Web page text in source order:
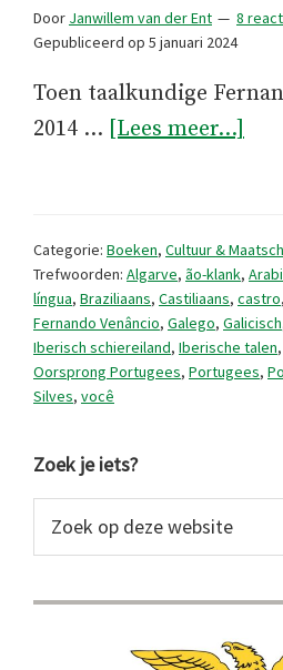
Door Janwillem van der Ent
8
Gepubliceerd op 5 januari 2024
Toen taalkundige
2014 … [Lees meer...]
Het
van
Categorie: Boeken, Cultuur &
Trefwoorden: Algarve, ão-klank,
língua, Braziliaans, Castiliaans, castro,
Fernando Venâncio, Galego, Galicisch
Iberisch schiereiland, Iberische talen,
Oorsprong Portugees, Portugees,
Silves, você
Primaire
Sidebar
Zoek je iets?
op
website